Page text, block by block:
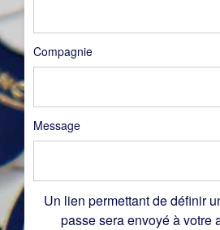
Compagnie
Message
Un lien permettant de définir
passe sera envoyé à votre